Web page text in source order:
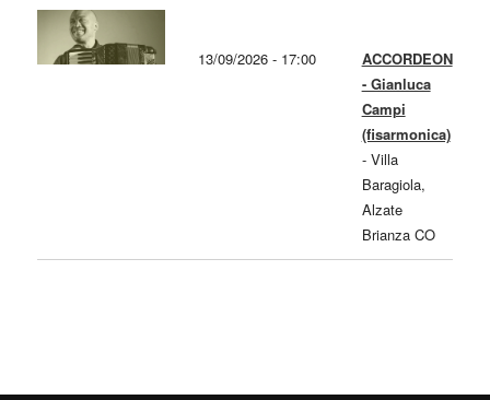
13/09/2026 - 17:00
ACCORDEON
- Gianluca
Campi
(fisarmonica)
- Villa
Baragiola,
Alzate
Brianza CO